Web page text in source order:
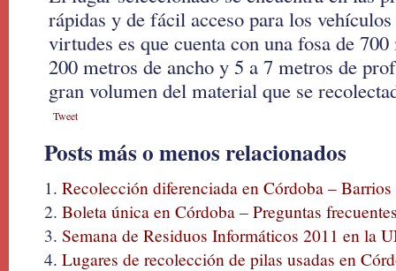
rápidas y de fácil acceso para los
virtudes es que cuenta con una fosa de
200 metros de ancho y 5 a 7 metros de
gran volumen del material que se
Tweet
Posts más o menos relacionados
Recolección diferenciada en Córdoba –
Boleta única en Córdoba – Preguntas
Semana de Residuos Informáticos 2011 en la
Lugares de recolección de pilas usadas en